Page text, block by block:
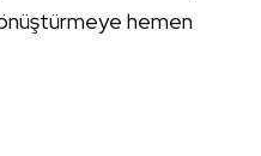
hemen